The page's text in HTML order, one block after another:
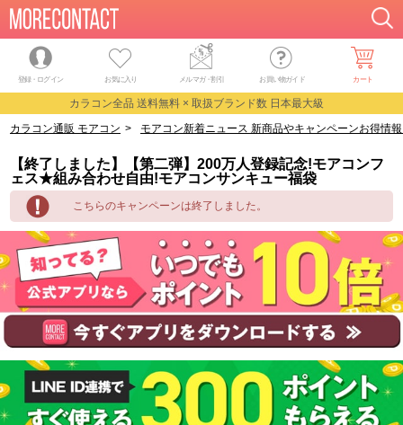
登録・ログイン お気に入り メルマガ・割引 お買い物ガイド カート
カラコン全品 送料無料 × 取扱ブランド数 日本最大級
カラコン通販 モアコン > モアコン新着ニュース 新商品やキャンペーンお得情
【終了しました】【第二弾】200万人登録記念!モアコンフ
ェス★組み合わせ自由!モアコンサンキュー福袋
こちらのキャンペーンは終了しました。